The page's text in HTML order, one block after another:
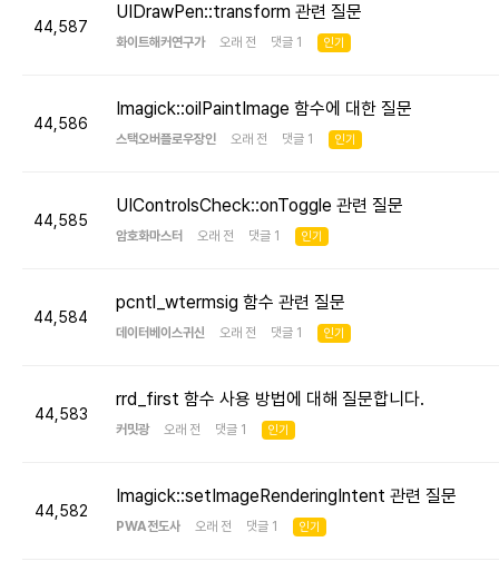
44,587
UIDrawPen::transform 관련 질문
화이트해커연구가 오래 전 댓글 1 인기
44,586
Imagick::oilPaintImage 함수에 대한 질문
스택오버플로우장인 오래 전 댓글 1 인기
44,585
UIControlsCheck::onToggle 관련 질문
암호화마스터 오래 전 댓글 1 인기
44,584
pcntl_wtermsig 함수 관련 질문
데이터베이스귀신 오래 전 댓글 1 인기
44,583
rrd_first 함수 사용 방법에 대해 질문합니다.
커밋광 오래 전 댓글 1 인기
44,582
Imagick::setImageRenderingIntent 관련 질문
PWA전도사 오래 전 댓글 1 인기